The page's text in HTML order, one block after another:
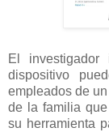
El
dispositivo
empleados de
de la familia
su herramienta